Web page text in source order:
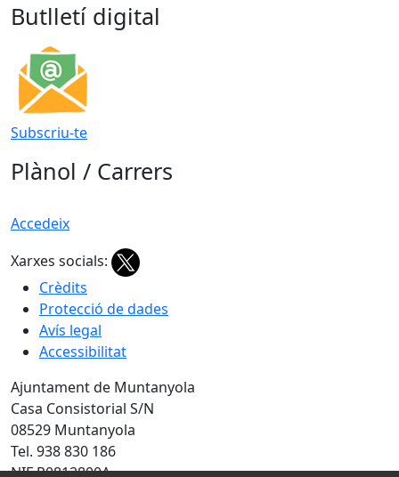
Butlletí digital
Subscriu-te
Plànol / Carrers
Accedeix
Xarxes socials:
Crèdits
Protecció de dades
Avís legal
Accessibilitat
Ajuntament de Muntanyola
Casa Consistorial S/N
08529 Muntanyola
Tel. 938 830 186
NIF P0812800A